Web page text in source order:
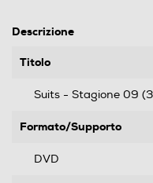
Descrizione
Titolo
Suits - Stagione 09
Formato/Supporto
DVD